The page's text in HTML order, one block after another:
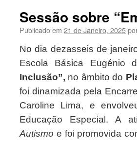
Sessão sobre
Publicado em 21 de Janeiro, 2025
No dia dezasseis de
Escola Básica Eugénio
Inclusão”, no âmbito do
foi dinamizada pela
Caroline Lima, e
Educação Especial. A
Autismo e foi promovida